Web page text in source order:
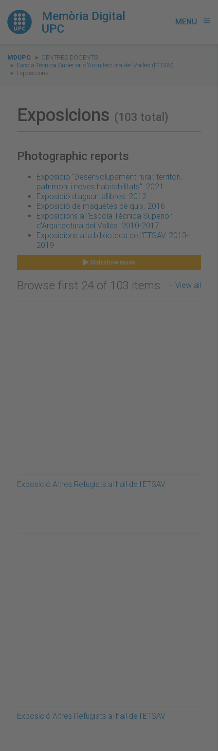
Memòria Digital
UPC
MENU menu
You
are
here:
MDUPC
CENTRES DOCENTS
Escola Tècnica Superior d'Arquitectura del Vallès (ETSAV)
Exposicions
Exposicions (103 total)
Photographic reports
Exposició "Desenvolupament rural: territori,
patrimoni i noves habitabilitats". 2021
Exposició d'aguantallibres. 2012
Exposició de maquetes de guix. 2016
Exposicions a l'Escola Tècnica Superior
d'Arquitectura del Vallès. 2010-2017
Exposicions a la biblioteca de l'ETSAV. 2013-
2019
Slideshow mode
Browse first 24 of 103 items View all
Exposició Altres Refugiats al hall de l'ETSAV
Exposició Altres Refugiats al hall de l'ETSAV